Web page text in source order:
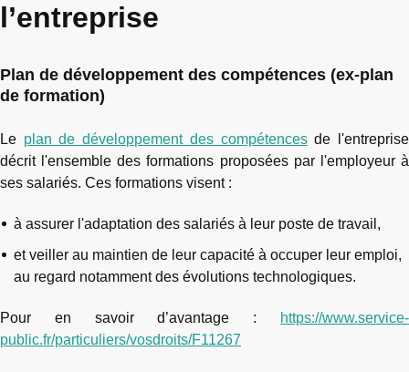
l’entreprise
Plan de développement des compétences (ex-plan
de formation)
Le plan de développement des compétencesde l'entreprise
décrit l'ensemble des formations proposées par l'employeur à
ses salariés. Ces formations visent :
à assurer l'adaptation des salariés à leur poste de travail,
et veiller au maintien de leur capacité à occuper leur emploi,
au regard notamment des évolutions technologiques.
Pour en savoir d’avantage :
https://www.service-
public.fr/particuliers/vosdroits/F11267